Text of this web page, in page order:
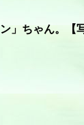
」ちゃん。【